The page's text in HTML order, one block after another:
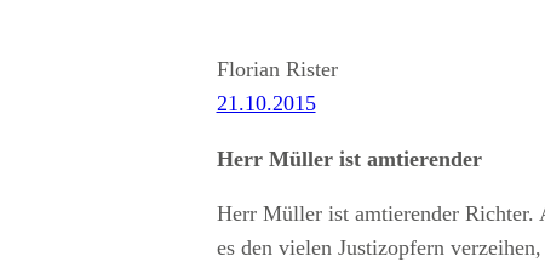
Florian Rister
21.10.2015
Herr Müller ist amtierender
Herr Müller ist amtierender Richter.
es den vielen Justizopfern